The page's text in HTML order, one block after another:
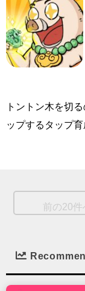
トントン木を切
ップするタップ育
前の20件